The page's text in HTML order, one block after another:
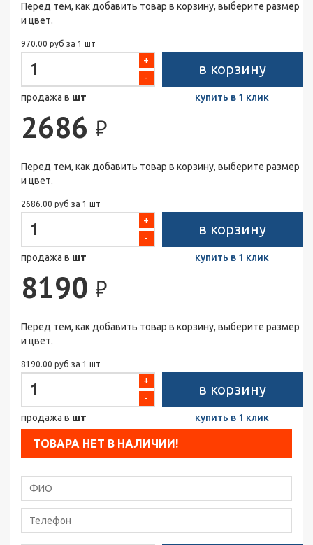
Перед тем, как добавить товар в корзину, выберите размер
и цвет.
970.00 руб за 1 шт
-
+
продажа в шт
в корзину
купить в 1 клик
2686 ₽
Перед тем, как добавить товар в корзину, выберите размер
и цвет.
2686.00 руб за 1 шт
-
+
продажа в шт
в корзину
купить в 1 клик
8190 ₽
Перед тем, как добавить товар в корзину, выберите размер
и цвет.
8190.00 руб за 1 шт
-
+
продажа в шт
в корзину
купить в 1 клик
ТОВАРА НЕТ В НАЛИЧИИ!